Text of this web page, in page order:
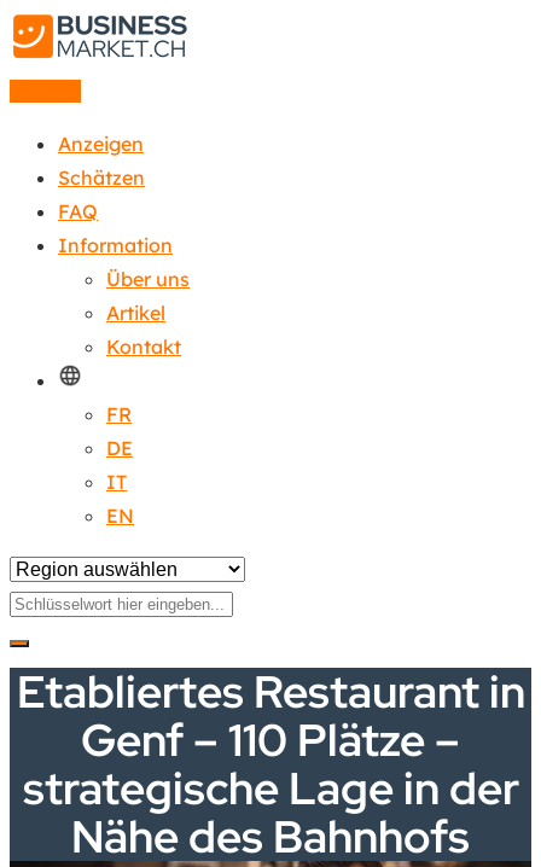
Anzeigen
Schätzen
FAQ
Information
Über uns
Artikel
Kontakt
FR
DE
IT
EN
Etabliertes Restaurant in
Genf – 110 Plätze –
strategische Lage in der
Nähe des Bahnhofs